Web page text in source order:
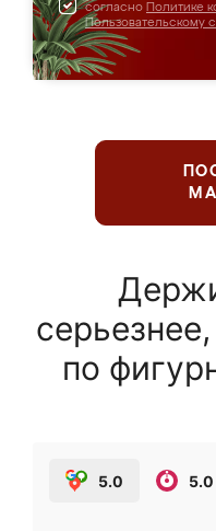
согласно Политике
Пользовательскому
по
5.0 5.0